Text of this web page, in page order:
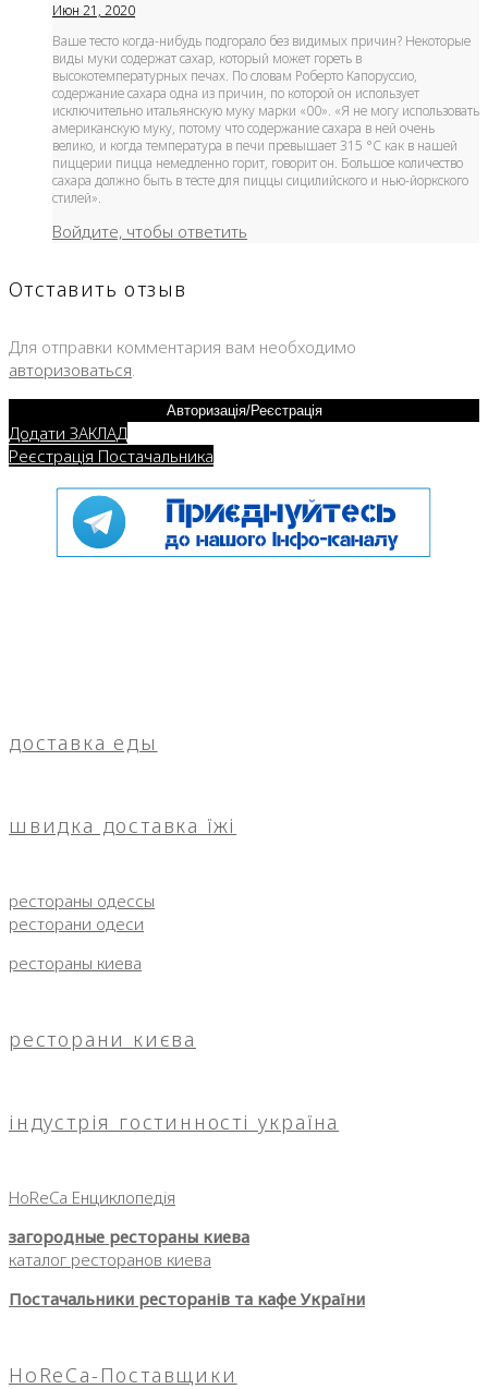
Июн 21, 2020
Ваше тесто когда-нибудь подгорало без видимых причин? Некоторые
виды муки содержат сахар, который может гореть в
высокотемпературных печах. По словам Роберто Капоруссио,
содержание сахара одна из причин, по которой он использует
исключительно итальянскую муку марки «00». «Я не могу использовать
американскую муку, потому что содержание сахара в ней очень
велико, и когда температура в печи превышает 315 °С как в нашей
пиццерии пицца немедленно горит, говорит он. Большое количество
сахара должно быть в тесте для пиццы сицилийского и нью-йоркского
стилей».
Войдите, чтобы ответить
Отставить отзыв
Для отправки комментария вам необходимо
авторизоваться.
Авторизація/Реєстрація
Додати ЗАКЛАД
Реєстрація Постачальника
доставка еды
швидка доставка їжі
рестораны одессы
ресторани одеси
рестораны киева
ресторани києва
індустрія гостинності україна
HoReCa Енциклопедія
загородные рестораны киева
каталог ресторанов киева
Постачальники ресторанів та кафе України
HoReCa-Поставщики